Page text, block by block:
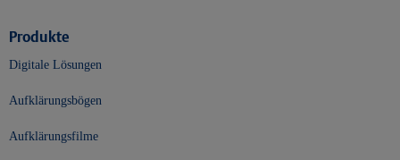
Produkte
Digitale Lösungen
Aufklärungsbögen
Aufklärungsfilme